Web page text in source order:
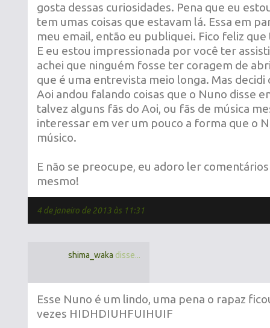
gosta dessas curiosidades. Pena que eu
tem umas coisas que estavam lá. Essa em
meu email, então eu publiquei. Fico feliz
E eu estou impressionada por você ter
achei que ninguém fosse ter coragem de
que é uma entrevista meio longa. Mas decidi
Aoi andou falando coisas que o Nuno disse
talvez alguns fãs do Aoi, ou fãs de música
interessar em ver um pouco a forma que o
músico.
E não se preocupe, eu adoro ler
mesmo!
4 de janeiro de 2013 às 11:31
shima_waka disse...
Esse Nuno é um lindo, uma pena o rapaz
vezes HIDHDIUHFUIHUIF